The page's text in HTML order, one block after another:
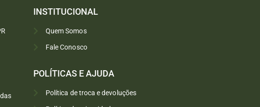
INSTITUCIONAL
Quem Somos
Fale Conosco
POLÍTICAS E AJUDA
Política de troca e devoluções